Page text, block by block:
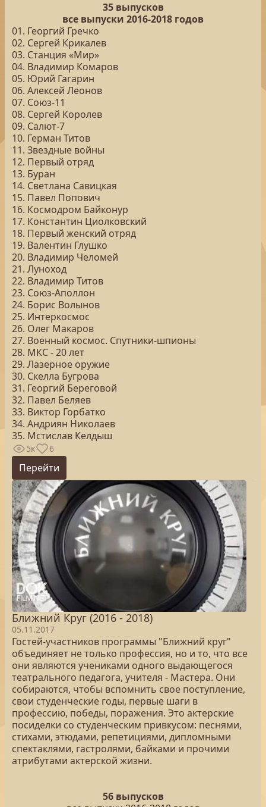
35 выпусков
все выпуски 2016-2018 годов
01. Георгий Гречко
02. Сергей Крикалев
03. Станция «Мир»
04. Владимир Комаров
05. Юрий Гагарин
06. Алексей Леонов
07. Союз-11
08. Сергей Королев
09. Салют-7
10. Герман Титов
11. Звездные войны
12. Первый отряд
13. Буран
14. Светлана Савицкая
15. Павел Попович
16. Космодром Байконур
17. Константин Циолковский
18. Первый женский отряд
19. Валентин Глушко
20. Владимир Челомей
21. Луноход
22. Владимир Титов
23. Союз-Аполлон
24. Борис Волынов
25. Интеркосмос
26. Олег Макаров
27. Военный космос. Спутники-шпионы
28. МКС - 20 лет
29. Лазерное оружие
30. Скелла Бугрова
31. Георгий Береговой
32. Павел Беляев
33. Виктор Горбатко
34. Андриян Николаев
35. Мстислав Келдыш
5к 6
Перейти
Ближний Круг (2016 - 2018)
05.11.2017
Гостей-участников программы "Ближний круг"
объединяет не только профессия, но и то, что все
они являются учениками одного выдающегося
театрального педагога, учителя - Мастера. Они
собираются, чтобы вспомнить свое поступление,
свои студенческие годы, первые шаги в
профессию, победы, поражения. Это актерские
посиделки со студенческим привкусом: песнями,
стихами, этюдами, репетициями, дипломными
спектаклями, гастролями, байками и прочими
атрибутами актерской жизни.
56 выпусков